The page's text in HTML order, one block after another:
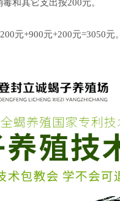
和其它支出按200元。
元+900元+200元=3050元。